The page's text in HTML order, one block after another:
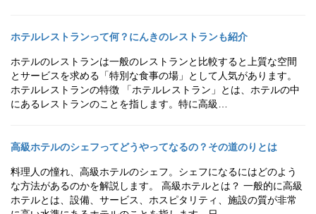
ホテルレストランって何？にんきのレストランも紹介
ホテルのレストランは一般のレストランと比較すると上質な空間
とサービスを求める「特別な食事の場」として人気があります。
ホテルレストランの特徴 「ホテルレストラン」とは、ホテルの中
にあるレストランのことを指します。特に高級…
高級ホテルのシェフってどうやってなるの？その道のりとは
料理人の憧れ、高級ホテルのシェフ。シェフになるにはどのよう
な方法があるのかを解説します。 高級ホテルとは？ 一般的に高級
ホテルとは、設備、サービス、ホスピタリティ、施設の質が非常